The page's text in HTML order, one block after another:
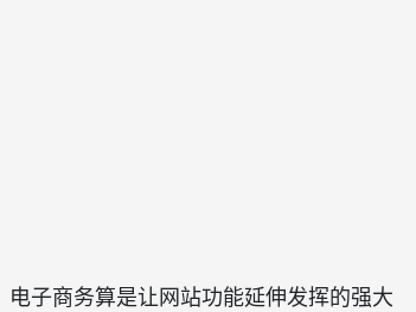
子商务算是让网站功能延伸发挥的强大